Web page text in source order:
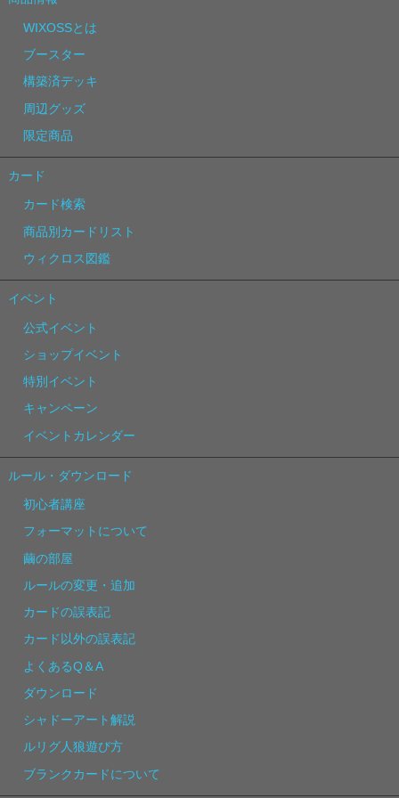
WIXOSSとは
ブースター
構築済デッキ
周辺グッズ
限定商品
カード
カード検索
商品別カードリスト
ウィクロス図鑑
イベント
公式イベント
ショップイベント
特別イベント
キャンペーン
イベントカレンダー
ルール・ダウンロード
初心者講座
フォーマットについて
繭の部屋
ルールの変更・追加
カードの誤表記
カード以外の誤表記
よくあるQ＆A
ダウンロード
シャドーアート解説
ルリグ人狼遊び方
ブランクカードについて